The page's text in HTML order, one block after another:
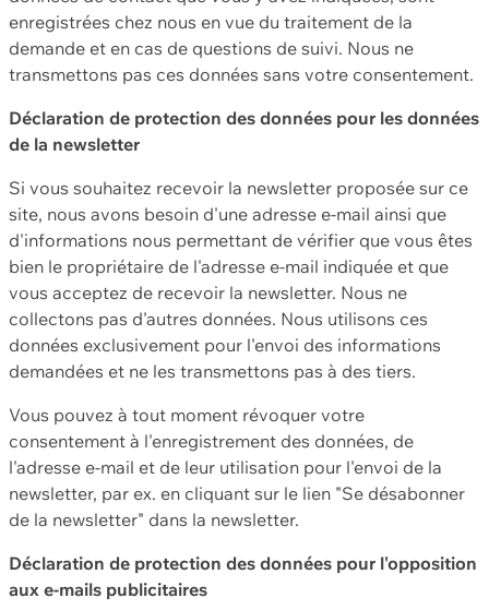
enregistrées chez nous en vue du traitement de la
demande et en cas de questions de suivi. Nous ne
transmettons pas ces données sans votre consentement.
Déclaration de protection des données pour les données
de la newsletter
Si vous souhaitez recevoir la newsletter proposée sur ce
site, nous avons besoin d'une adresse e-mail ainsi que
d'informations nous permettant de vérifier que vous êtes
bien le propriétaire de l'adresse e-mail indiquée et que
vous acceptez de recevoir la newsletter. Nous ne
collectons pas d'autres données. Nous utilisons ces
données exclusivement pour l'envoi des informations
demandées et ne les transmettons pas à des tiers.
Vous pouvez à tout moment révoquer votre
consentement à l'enregistrement des données, de
l'adresse e-mail et de leur utilisation pour l'envoi de la
newsletter, par ex. en cliquant sur le lien "Se désabonner
de la newsletter" dans la newsletter.
Déclaration de protection des données pour l'opposition
aux e-mails publicitaires